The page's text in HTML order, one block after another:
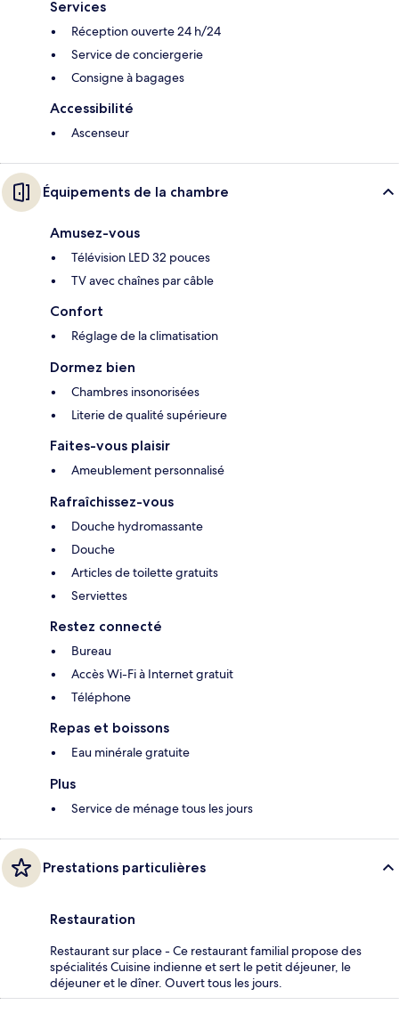
Services
Réception ouverte 24 h/24
Service de conciergerie
Consigne à bagages
Accessibilité
Ascenseur
Équipements de la chambre
Amusez-vous
Télévision LED 32 pouces
TV avec chaînes par câble
Confort
Réglage de la climatisation
Dormez bien
Chambres insonorisées
Literie de qualité supérieure
Faites-vous plaisir
Ameublement personnalisé
Rafraîchissez-vous
Douche hydromassante
Douche
Articles de toilette gratuits
Serviettes
Restez connecté
Bureau
Accès Wi-Fi à Internet gratuit
Téléphone
Repas et boissons
Eau minérale gratuite
Plus
Service de ménage tous les jours
Prestations particulières
Restauration
Restaurant sur place - Ce restaurant familial propose des
spécialités Cuisine indienne et sert le petit déjeuner, le
déjeuner et le dîner. Ouvert tous les jours.